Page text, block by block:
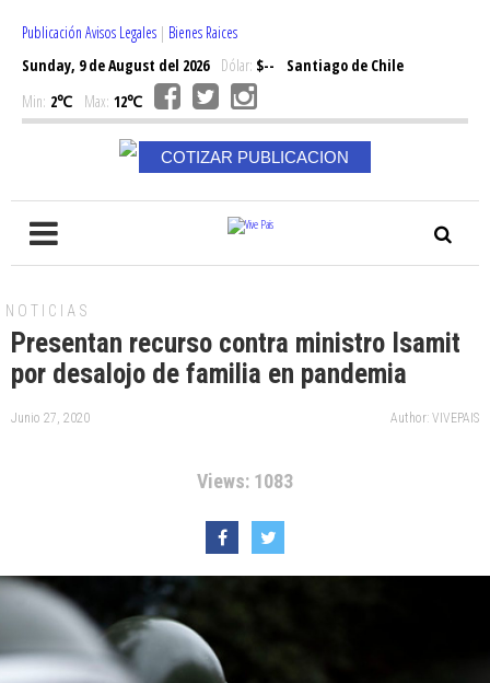
Publicación Avisos Legales | Bienes Raices
Sunday, 9 de August del 2026Dólar: $--
Santiago de Chile
Min: 2℃ Max: 12℃
COTIZAR PUBLICACION
NOTICIAS
Presentan recurso contra ministro Isamit
por desalojo de familia en pandemia
Junio 27, 2020 Author: VIVEPAIS
Views: 1083